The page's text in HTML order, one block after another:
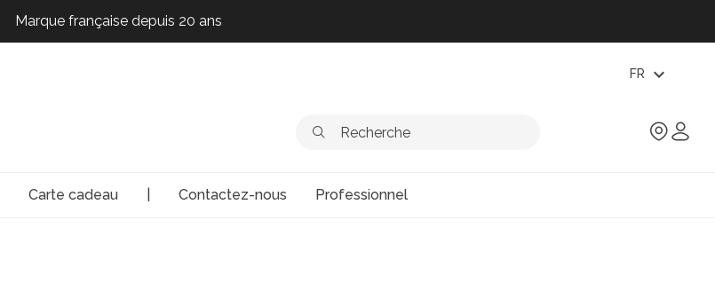
Marque française depuis 20 ans
Marque française depuis 20 ans
FR expand_more
Carte cadeau Contactez-nous Professionnel